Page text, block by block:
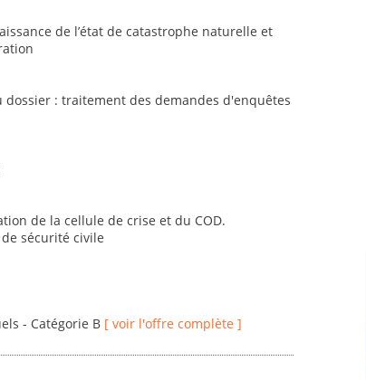
de l’état de catastrophe naturelle et
: traitement des demandes d'enquêtes
de la cellule de crise et du COD.
sécurité civile
- Catégorie B [ voir l'offre complète ]